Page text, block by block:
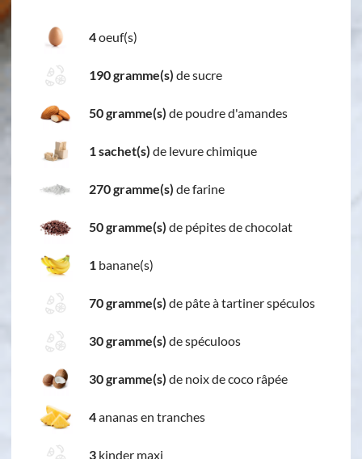
4oeuf(s)
190 gramme(s) de sucre
50 gramme(s) de poudre d'amandes
1 sachet(s) de levure chimique
270 gramme(s) de farine
50 gramme(s) de pépites de chocolat
1 banane(s)
70 gramme(s) de pâte à tartiner spéculos
30 gramme(s) de spéculoos
30 gramme(s) de noix de coco râpée
4ananas en tranches
3 kinder maxi